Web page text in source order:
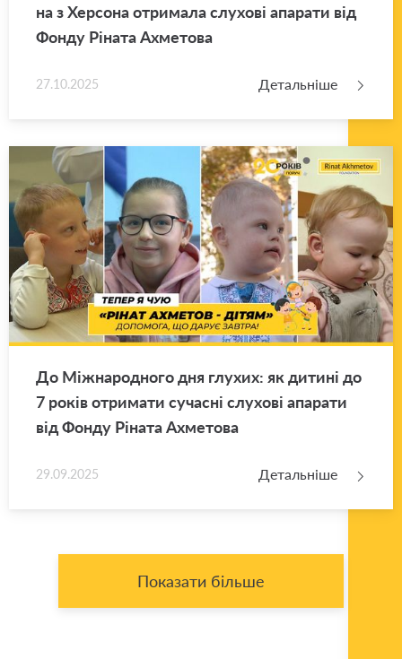
на з Хер­со­на отри­ма­ла слу­хо­ві апа­ра­ти від
Фонду Рі­на­та Ахме­то­ва
27.10.2025 Детальніше
До Між­на­ро­дно­го дня глу­хих: як ди­ти­ні до
7 років отри­ма­ти су­ча­сні слу­хо­ві апа­ра­ти
від Фонду Рі­на­та Ахме­то­ва
29.09.2025 Детальніше
Показати більше